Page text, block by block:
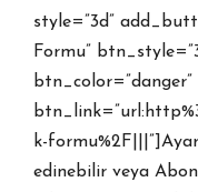
style=”3d”
Formu”
btn_color=”danger”
k-
edinebilir veya